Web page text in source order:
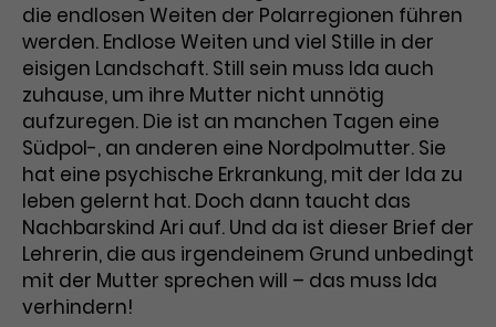
Benutzer*in wiedererkannt werden,
und es wird Zugang zu
geschützten Bereichen gewährt.
Name cookie_optin
Anbieter TYPO3
Laufzeit 1 Monat
Zweck
Laufzeit 2 Jahre
Zweck
Dieses Cookie wird von Google
Analytics installiert. Das Cookie
wird verwendet, um
Besucher*innen-, Sitzungs- und
Kampagnendaten zu berechnen
und die Nutzung der Website für
den Analysebericht der Website zu
verfolgen. Die Cookies speichern
Informationen anonym und weisen
Marketing
Diese Gruppe beinhaltet alle Scripte, die es uns
ermöglichen die Leistung unserer
Werbekampagnen zu analysieren und
Conversions zu messen. Außerdem helfen sie
uns dabei Werbeanzeigen und Inhalte besser auf
die Interessen unserer Nutzer abzustimmen.
Name
_gcl_au
Anbieter Google Ads
Laufzeit 3 Monate
Cookie-Informationen
die endlosen Weiten der Polarregionen führen
werden. Endlose Weiten und viel Stille in der
eisigen Landschaft. Still sein muss Ida auch
zuhause, um ihre Mutter nicht unnötig
aufzuregen. Die ist an manchen Tagen eine
Südpol-, an anderen eine Nordpolmutter. Sie
hat eine psychische Erkrankung, mit der Ida zu
leben gelernt hat. Doch dann taucht das
Nachbarskind Ari auf. Und da ist dieser Brief der
Lehrerin, die aus irgendeinem Grund unbedingt
mit der Mutter sprechen will – das muss Ida
verhindern!